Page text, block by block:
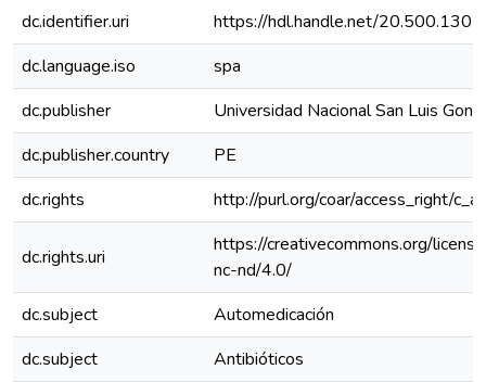
dc.identifier.uri
https://hdl.handle.net/
dc.language.iso
spa
dc.publisher
Universidad Nacional San Luis
dc.publisher.country
PE
dc.rights
http://purl.org/coar/access_right/
dc.rights.uri
https://creativecommons.org/
nc-nd/4.0/
dc.subject
Automedicación
dc.subject
Antibióticos